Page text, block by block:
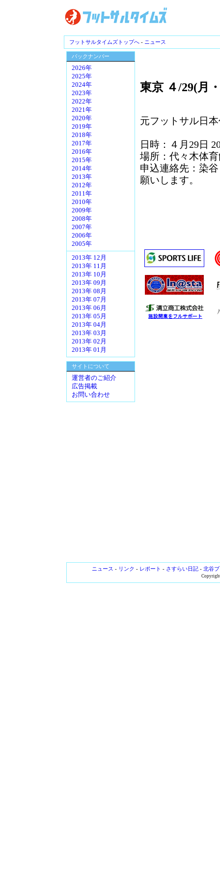
フットサルタイムズトップへ - ニュース
バックナンバー
2026年
2025年
2024年
2023年
2022年
2021年
2020年
2019年
2018年
2017年
2016年
2015年
2014年
2013年
2012年
2011年
2010年
2009年
2008年
2007年
2006年
2005年
2013年 12月
2013年 11月
2013年 10月
2013年 09月
2013年 08月
2013年 07月
2013年 06月
2013年 05月
2013年 04月
2013年 03月
2013年 02月
2013年 01月
サイトについて
運営者のご紹介
広告掲載
お問い合わせ
東京 ４/29(月
元フットサル日
日時：４月29日
場所：代々木体
申込連絡先：染
願いします。
ニュース - リンク - レポート - さすらい日記- 北谷